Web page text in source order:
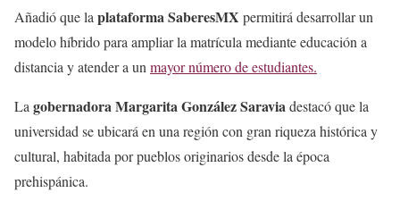
Añadió que la plataforma SaberesMX permitirá desarrollar un
modelo híbrido para ampliar la matrícula mediante educación a
distancia y atender a un mayor número de estudiantes.
La gobernadora Margarita González Saraviadestacó que la
universidad se ubicará en una región con gran riqueza histórica y
cultural, habitada por pueblos originarios desde la época
prehispánica.